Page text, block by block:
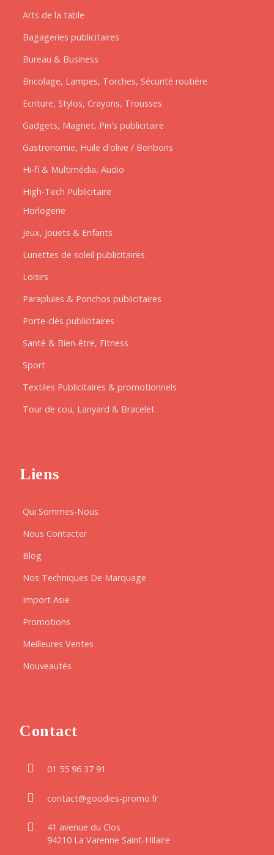
Arts de la table
Bagageries publicitaires
Bureau & Business
Bricolage, Lampes, Torches, Sécurité routière
Ecriture, Stylos, Crayons, Trousses
Gadgets, Magnet, Pin's publicitaire
Gastronomie, Huile d'olive / Bonbons
Hi-fi & Multimédia, Audio
High-Tech Publicitaire
Horlogerie
Jeux, Jouets & Enfants
Lunettes de soleil publicitaires
Loisirs
Parapluies & Ponchos publicitaires
Porte-clés publicitaires
Santé & Bien-être, Fitness
Sport
Textiles Publicitaires & promotionnels
Tour de cou, Lanyard & Bracelet
Liens
Qui Sommes-Nous
Nous Contacter
Blog
Nos Techniques De Marquage
Import Asie
Promotions
Meilleures Ventes
Nouveautés
Contact
01 55 96 37 91
contact@goodies-promo.fr
41 avenue du Clos
94210 La Varenne Saint-Hilaire